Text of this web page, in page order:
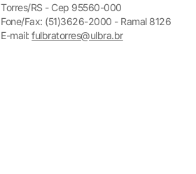
Torres/RS - Cep 95560-000
Fone/Fax: (51)3626-2000 - Ramal 8126
E-mail:fulbratorres@ulbra.br